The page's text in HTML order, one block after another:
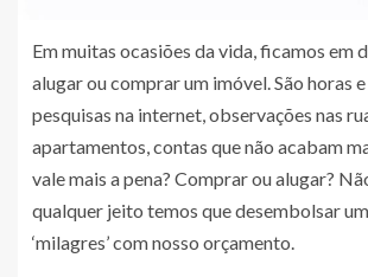
Em muitas ocasiões da vida, ficamos em
alugar ou comprar um imóvel. São horas
pesquisas na internet, observações nas
apartamentos, contas que não acabam
vale mais a pena? Comprar ou alugar?
qualquer jeito temos que desembolsar
‘milagres’ com nosso orçamento.